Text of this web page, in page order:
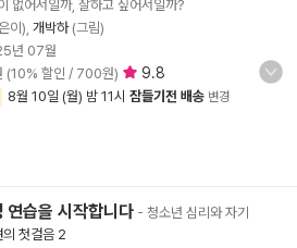
없어서일까, 잘하고 싶어서일까?
이), 개박하(그림)
년 07월
(10% 할인 / 700원) 9.8
8월 10일 (월) 밤 11시 잠들기전 배송 변경
연습을 시작합니다 - 청소년 심리와 자기
의 첫걸음 2